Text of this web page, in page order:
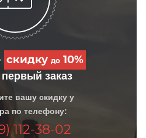
скидку до10%
заказ
вашу скидку у
по телефону:
112-38-02